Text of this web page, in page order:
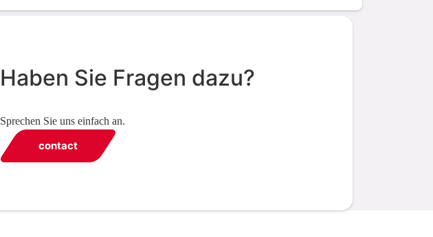
Haben Sie Fragen dazu?
Sprechen Sie uns einfach an.
contact